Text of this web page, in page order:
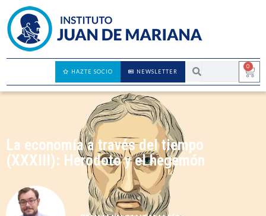
0
NEWSLETTER
HAZTE SOCIO
La economía a través del tiempo
(XXXIII): Herodoto y el hegemón